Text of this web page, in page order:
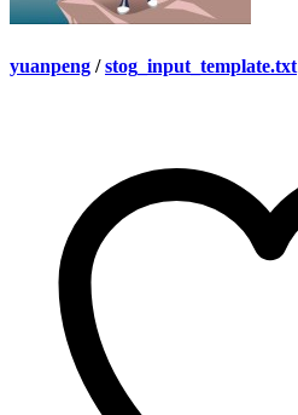
yuanpeng / stog_input_template.txt